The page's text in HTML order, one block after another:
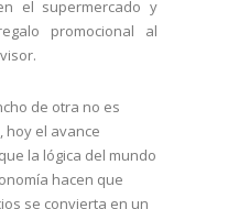
el supermercado y
promocional al
de otra no es
hoy el avance
la lógica del mundo
hacen que
se convierta en un